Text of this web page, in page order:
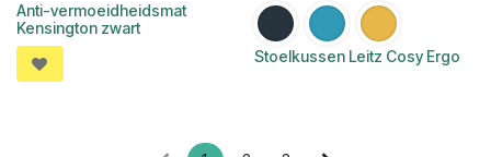
Anti-vermoeidheidsmat
Kensington zwart
Stoelkussen Leitz Cosy Ergo